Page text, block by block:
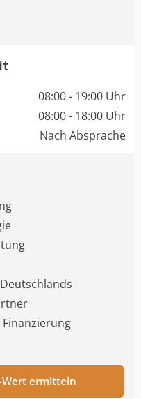
08:00 - 19:00 Uhr
08:00 - 18:00 Uhr
Nach Absprache
ermitteln